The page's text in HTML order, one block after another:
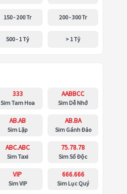
150 - 200 Tr 200 - 300 Tr
500 - 1 Tỷ > 1 Tỷ
333
Sim Tam Hoa
AABBCC
Sim Dễ Nhớ
AB.AB
Sim Lặp
AB.BA
Sim Gánh Đảo
ABC.ABC
Sim Taxi
75.78.78
Sim Số Độc
VIP
Sim VIP
666.666
Sim Lục Quý